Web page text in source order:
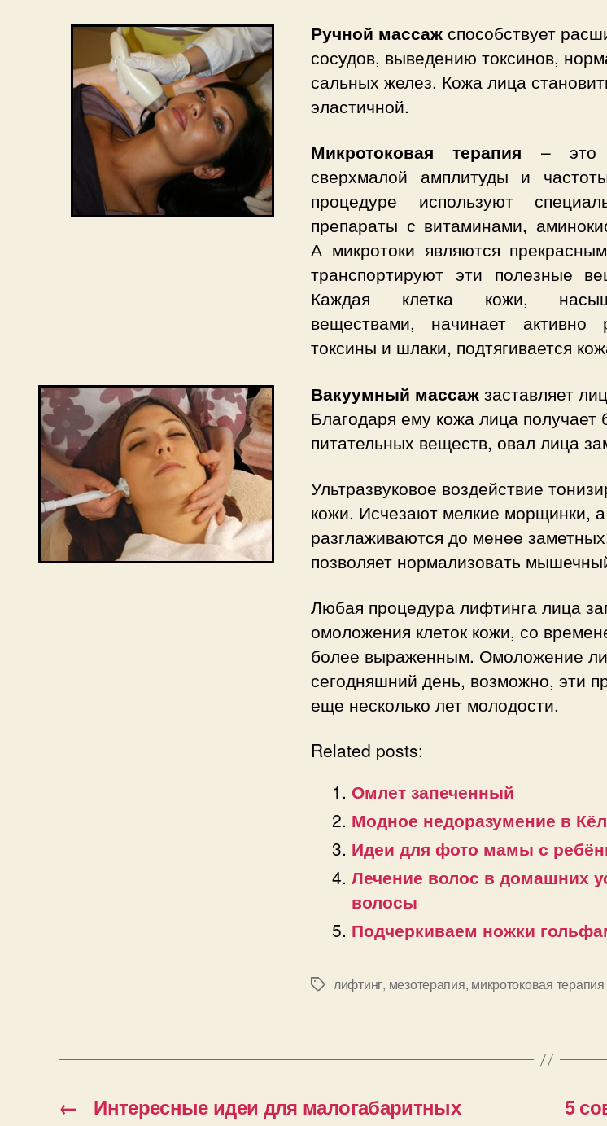
Ручной массаж способствует
сосудов, выведению токсинов,
сальных желез. Кожа лица
эластичной.
Микротоковая терапия – это
сверхмалой амплитуды и
процедуре используют
препараты с витаминами,
А микротоки являются
транспортируют эти полезные
Каждая клетка кожи,
веществами, начинает активно
токсины и шлаки, подтягивается
Вакуумный массаж заставляет
Благодаря ему кожа лица получает
питательных веществ, овал лица
Ультразвуковое воздействие
кожи. Исчезают мелкие морщинки, а
разглаживаются до менее
позволяет нормализовать
Любая процедура лифтинга лица
омоложения клеток кожи, со
более выраженным. Омоложение
сегодняшний день, возможно, эти
еще несколько лет молодости.
Related posts:
Омлет запеченный
Модное недоразумение в
Идеи для фото мамы с
Лечение волос в домашних
волосы
Подчеркиваем ножки
Позначки
лифтинг, мезотерапия, микротоковая терапия
←
Интересные идеи для малогабаритных
5